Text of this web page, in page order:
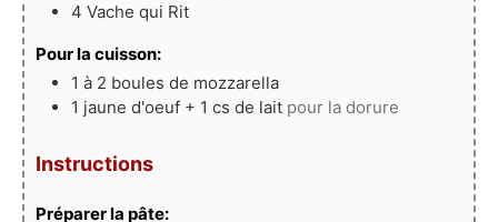
4 Vache qui Rit
Pour la cuisson:
1 à 2 boules de mozzarella
1 jaune d'oeuf + 1 cs de lait pour la dorure
Instructions
Préparer la pâte: